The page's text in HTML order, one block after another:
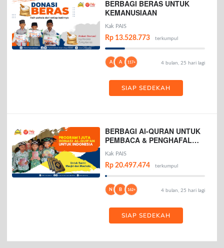
BERBAGI BERAS UNTUK
KEMANUSIAAN
Kak PAIS
Rp 13.528.773 terkumpul
A A 117+ 4 bulan, 25 hari lagi
SIAP SEDEKAH
BERBAGI Al-QURAN UNTUK
PEMBACA & PENGHAFAL
AL-QURAN
Kak PAIS
Rp 20.497.474 terkumpul
N B 162+ 4 bulan, 25 hari lagi
SIAP SEDEKAH